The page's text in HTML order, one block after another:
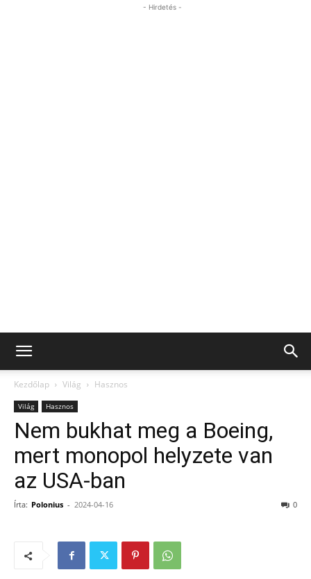
- Hirdetés -
Kezdőlap Világ Hasznos
Világ Hasznos
Nem bukhat meg a Boeing,
mert monopol helyzete van
az USA-ban
Írta: Polonius - 2024-04-16 0